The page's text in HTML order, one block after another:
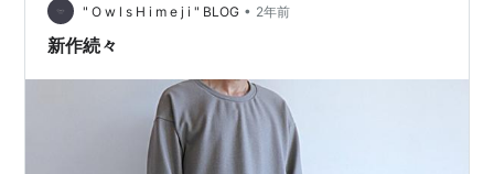
" O w l s H i m e j i " BLOG • 2年前
新作続々